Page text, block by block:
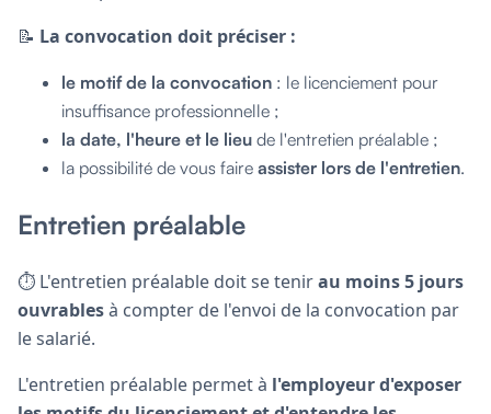
📝 La convocation doit préciser :
le motif de la convocation : le licenciement pour
insuffisance professionnelle ;
la date, l'heure et le lieu de l'entretien préalable ;
la possibilité de vous faire assister lors de l'entretien.
Entretien préalable
⏱ L'entretien préalable doit se tenirau moins 5 jours
ouvrablesà compter de l'envoi de la convocation par
le salarié.
L'entretien préalable permet à l'employeur d'exposer